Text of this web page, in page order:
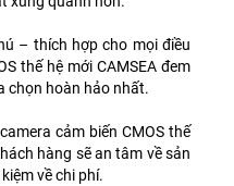
– thích hợp cho mọi điều
thế hệ mới CAMSEA đem
chọn hoàn hảo nhất.
cảm biến CMOS thế
hàng sẽ an tâm về sản
về chi phí.